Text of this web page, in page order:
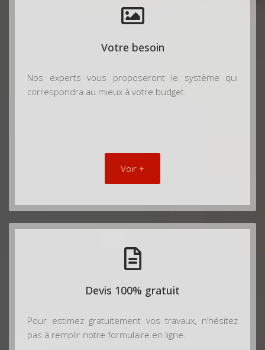
Votre besoin
Nos experts vous proposeront le système qui
correspondra au mieux à votre budget.
Voir +
Devis 100% gratuit
Pour estimez gratuitement vos travaux, n’hésitez
pas à remplir notre formulaire en ligne.